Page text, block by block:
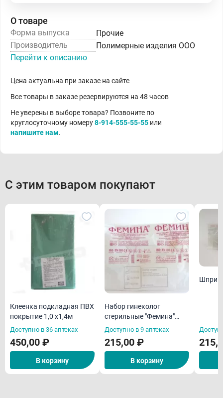
О товаре
Форма выпуска
Прочие
Производитель
Полимерные изделия ООО
Перейти к описанию
Цена актуальна при заказе на сайте
Все товары в заказе резервируются на 48 часов
Не уверены в выборе товара? Позвоните по
круглосуточному номеру8-914-555-55-55 или
напишите нам.
С этим товаром покупают
Клеенка подкладная ПВХ
покрытие 1,0 х1,4м
Доступно в 36 аптеках
450,00 ₽
В корзину
Набор гинеколог
стерильные "Фемина"
(зеркало
ложка Фолькмана)
Доступно в 9 аптеках
215,00 ₽
В корзину